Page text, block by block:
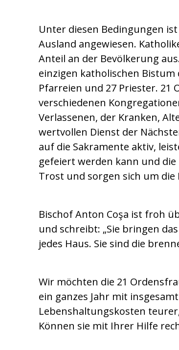
Unter diesen Bedingungen
Ausland angewiesen.
Anteil an der Bevölkerung
einzigen katholischen Bistum
Pfarreien und 27 Priester.
verschiedenen
Verlassenen, der Kranken,
wertvollen Dienst der
auf die Sakramente aktiv,
gefeiert werden kann und
Trost und sorgen sich um die
Bischof Anton Coşa ist froh
und schreibt: „Sie bringen
jedes Haus. Sie sind die
Wir möchten die 21
ein ganzes Jahr mit
Lebenshaltungskosten
Können sie mit Ihrer Hilfe